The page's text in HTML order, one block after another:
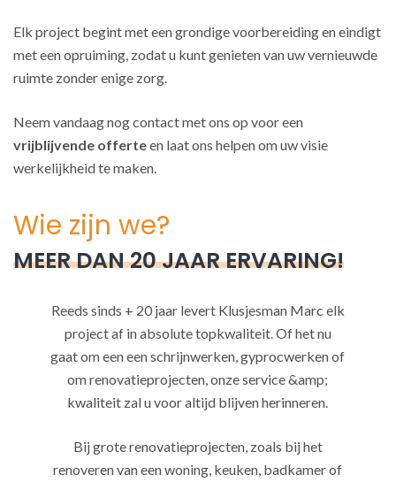
Elk project begint met een grondige voorbereiding en eindigt
met een opruiming, zodat u kunt genieten van uw vernieuwde
ruimte zonder enige zorg.
Neem vandaag nog contact met ons op voor een
vrijblijvende offerteen laat ons helpen om uw visie
werkelijkheid te maken.
Wie zijn we?
MEER DAN 20 JAAR ERVARING!
Reeds sinds + 20 jaar levert Klusjesman Marc elk
project af in absolute topkwaliteit. Of het nu
gaat om een een schrijnwerken, gyprocwerken of
om renovatieprojecten, onze service &amp;
kwaliteit zal u voor altijd blijven herinneren.
Bij grote renovatieprojecten, zoals bij het
renoveren van een woning, keuken, badkamer of